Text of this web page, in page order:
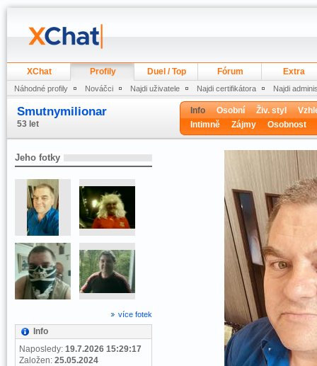
XChat Profily Duel / Top Fórum Extra
Náhodné profily Nováčci Najdi uživatele Najdi certifikátora Najdi
Smutnymilionar
53 let
Info Osobní Živ. styl
Intimně
Zájmy Osobnost
Jeho fotky
více fotek
Info
Naposledy: 19.7.2026 15:29:17
Založen: 25.05.2024